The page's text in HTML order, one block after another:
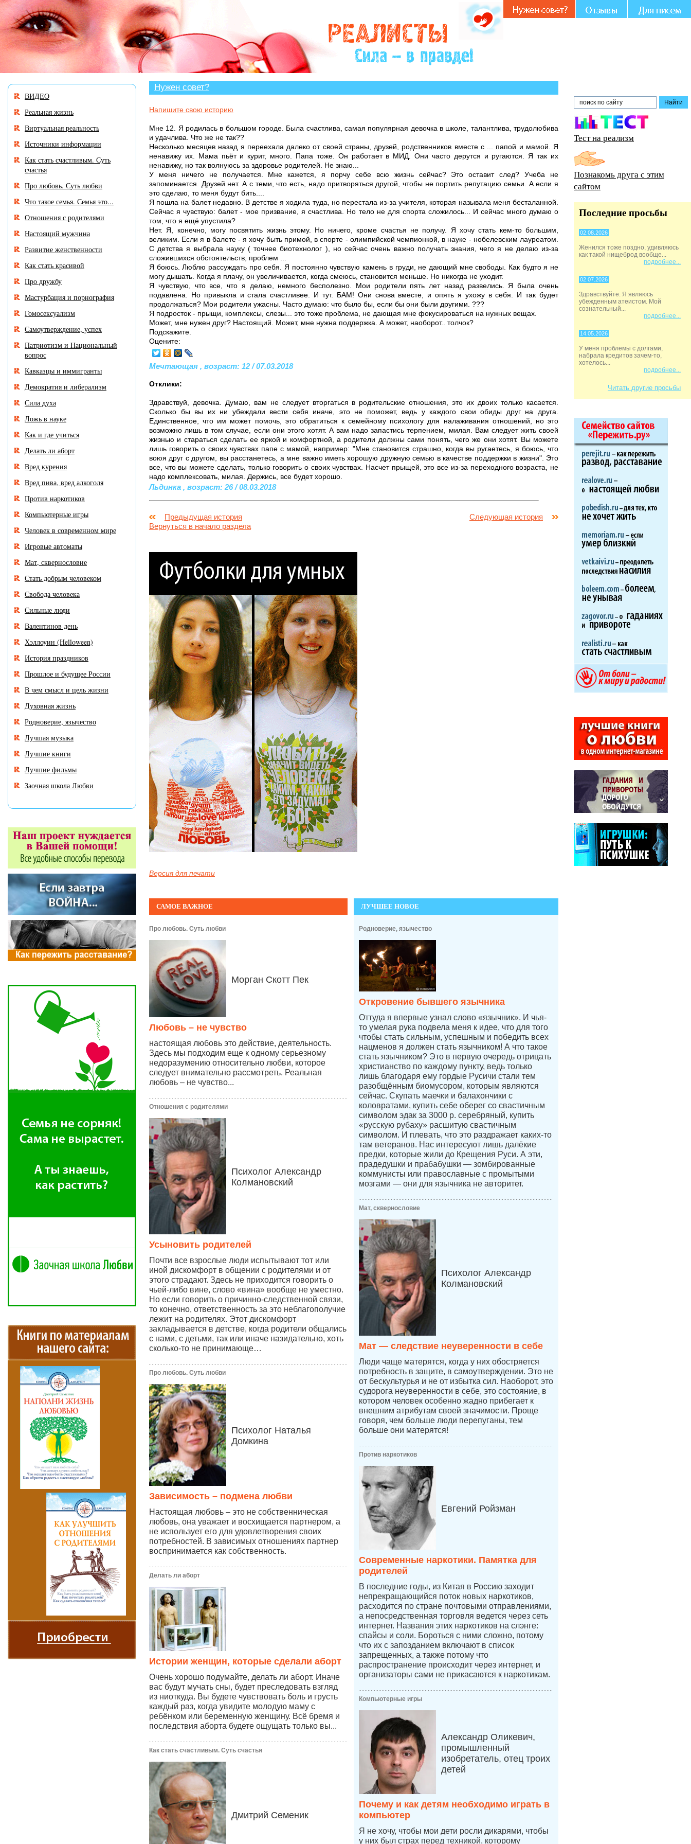
В разделе «Нужен совет?» много историй, авторы которых остро нуждаются в Вашем участии и совете.
Нужен совет?
Напишите свою историю
Мне 12. Я родилась в большом городе. Была счастлива, самая популярная девочка в школе, талантлива, трудолюбива
и удачлива. Что же не так??
Несколько месяцев назад я переехала далеко от своей страны, друзей, родственников вместе с ... папой и мамой. Я
ненавижу их. Мама пьёт и курит, много. Папа тоже. Он работает в МИД. Они часто дерутся и ругаются. Я так их
ненавижу, но так волнуюсь за здоровье родителей. Не знаю...
У меня ничего не получается. Мне кажется, я порчу себе всю жизнь сейчас? Это оставит след? Учеба не
запоминается. Друзей нет. А с теми, что есть, надо притворяться другой, чтобы не портить репутацию семьи. А если я
это сделаю, то меня будут бить....
Я пошла на балет недавно. В детстве я ходила туда, но перестала из-за учителя, которая называла меня бесталанной.
Сейчас я чувствую: балет - мое призвание, я счастлива. Но тело не для спорта сложилось... И сейчас много думаю о
том, что я ещё упустила?
Нет. Я, конечно, могу посвятить жизнь этому. Но ничего, кроме счастья не получу. Я хочу стать кем-то большим,
великим. Если я в балете - я хочу быть примой, в спорте - олимпийской чемпионкой, в науке - нобелевским лауреатом.
С детства я выбрала науку ( точнее биотехнолог ), но сейчас очень важно получать знания, чего я не делаю из-за
сложившихся обстоятельств, проблем ...
Я боюсь. Люблю рассуждать про себя. Я постоянно чувствую камень в груди, не дающий мне свободы. Как будто я не
могу дышать. Когда я плачу, он увеличивается, когда смеюсь, становится меньше. Но никогда не уходит.
Я чувствую, что все, что я делаю, немного бесполезно. Мои родители пять лет назад развелись. Я была очень
подавлена. Но привыкла и стала счастливее. И тут. БАМ! Они снова вместе, и опять я ухожу в себя. И так будет
продолжаться? Мои родители ужасны. Часто думаю: что было бы, если бы они были другими. ???
Я подросток - прыщи, комплексы, слезы... это тоже проблема, не дающая мне фокусироваться на нужных вещах.
Может, мне нужен друг? Настоящий. Может, мне нужна поддержка. А может, наоборот.. толчок?
Подскажите.
Оцените:
Мечтающая , возраст: 12 / 07.03.2018
Отклики:
Здравствуй, девочка. Думаю, вам не следует вторгаться в родительские отношения, это их двоих только касается.
Сколько бы вы их ни убеждали вести себя иначе, это не поможет, ведь у каждого свои обиды друг на друга.
Единственное, что им может помочь, это обратиться к семейному психологу для налаживания отношений, но это
возможно лишь в том случае, если они этого хотят. А вам надо запастись терпением, милая. Вам следует жить своей
жизнью и стараться сделать ее яркой и комфортной, а родители должны сами понять, чего же они хотят. Вы можете
лишь говорить о своих чувствах папе с мамой, например: "Мне становится страшно, когда вы ругаетесь, я боюсь, что
воюя друг с другом, вы расстанетесь, а мне важно иметь хорошую дружную семью в качестве поддержки в жизни". Это
все, что вы можете сделать, только говорить о своих чувствах. Насчет прыщей, это все из-за переходного возраста, не
надо комплексовать, милая. Держись, все будет хорошо.
Льдинка , возраст: 26 / 08.03.2018
Предыдущая история
Следующая история
Вернуться в начало раздела
Версия для печати
САМОЕ ВАЖНОЕ
Про любовь. Суть любви
Морган Скотт Пек
Любовь – не чувство
настоящая любовь это действие, деятельность.
Здесь мы подходим еще к одному серьезному
недоразумению относительно любви, которое
следует внимательно рассмотреть. Реальная
любовь – не чувство...
Отношения с родителями
Психолог Александр
Колмановский
Усыновить родителей
Почти все взрослые люди испытывают тот или
иной дискомфорт в общении с родителями и от
этого страдают. Здесь не приходится говорить о
чьей-либо вине, слово «вина» вообще не уместно.
Но если говорить о причинно-следственной связи,
то конечно, ответственность за это неблагополучие
лежит на родителях. Этот дискомфорт
закладывается в детстве, когда родители общались
с нами, с детьми, так или иначе назидательно, хоть
сколько-то не принимающе…
Про любовь. Суть любви
Психолог Наталья
Домкина
Зависимость – подмена любви
Настоящая любовь – это не собственническая
любовь, она уважает и восхищается партнером, а
не использует его для удовлетворения своих
потребностей. В зависимых отношениях партнер
воспринимается как собственность.
Делать ли аборт
Истории женщин, которые сделали аборт
Очень хорошо подумайте, делать ли аборт. Иначе
вас будут мучать сны, будет преследовать взгляд
из ниоткуда. Вы будете чувствовать боль и грусть
каждый раз, когда увидите молодую маму с
ребёнком или беременную женщину. Всё бремя и
последствия аборта будете ощущать только вы...
Как стать счастливым. Суть счастья
Дмитрий Семеник
ЛУЧШЕЕ НОВОЕ
Родноверие, язычество
Откровение бывшего язычника
Оттуда я впервые узнал слово «язычник». И чья-
то умелая рука подвела меня к идее, что для того
чтобы стать сильным, успешным и победить всех
нацменов я должен стать язычником! А что такое
стать язычником? Это в первую очередь отрицать
христианство по каждому пункту, ведь только
лишь благодаря ему гордые Русичи стали тем
разобщённым биомусором, которым являются
сейчас. Скупать маечки и балахончики с
коловратами, купить себе оберег со свастичным
символом эдак за 3000 р. серебряный, купить
«русскую рубаху» расшитую свастичным
символом. И плевать, что это раздражает каких-то
там ветеранов. Нас интересуют лишь далёкие
предки, которые жили до Крещения Руси. А эти,
прадедушки и прабабушки — зомбированные
коммунисты или православные с промытыми
мозгами — они для язычника не авторитет.
Мат, сквернословие
Психолог Александр
Колмановский
Мат — следствие неуверенности в себе
Люди чаще матерятся, когда у них обостряется
потребность в защите, в самоутверждении. Это не
от бескультурья и не от избытка сил. Наоборот, это
судорога неуверенности в себе, это состояние, в
котором человек особенно жадно прибегает к
внешним атрибутам своей значимости. Проще
говоря, чем больше люди перепуганы, тем
больше они матерятся!
Против наркотиков
Евгений Ройзман
Современные наркотики. Памятка для
родителей
В последние годы, из Китая в Россию заходит
непрекращающийся поток новых наркотиков,
расходится по стране почтовыми отправлениями,
а непосредственная торговля ведется через сеть
интернет. Названия этих наркотиков на слэнге:
спайсы и соли. Бороться с ними сложно, потому
что их с запозданием включают в список
запрещенных, а также потому что
распространение происходит через интернет, и
организаторы сами не прикасаются к наркотикам.
Компьютерные игры
Александр Оликевич,
промышленный
изобретатель, отец троих
детей
Почему и как детям необходимо играть в
компьютер
Я не хочу, чтобы мои дети росли дикарями, чтобы
у них был страх перед техникой, которому
ВИДЕО
Реальная жизнь
Виртуальная реальность
Источники информации
Как стать счастливым. Суть
счастья
Про любовь. Суть любви
Что такое семья. Семья это...
Отношения с родителями
Настоящий мужчина
Развитие женственности
Как стать красивой
Про дружбу
Мастурбация и порнография
Гомосексуализм
Самоутверждение, успех
Патриотизм и Национальный
вопрос
Кавказцы и иммигранты
Демократия и либерализм
Сила духа
Ложь в науке
Как и где учиться
Делать ли аборт
Вред курения
Вред пива, вред алкоголя
Против наркотиков
Компьютерные игры
Человек в современном мире
Игровые автоматы
Мат, сквернословие
Стать добрым человеком
Свобода человека
Сильные люди
Валентинов день
Хэллоуин (Helloween)
История праздников
Прошлое и будущее России
В чем смысл и цель жизни
Духовная жизнь
Родноверие, язычество
Лучшая музыка
Лучшие книги
Лучшие фильмы
Заочная школа Любви
Тест на реализм
Познакомь друга с этим
сайтом
Последние просьбы
02.08.2026
Женился тоже поздно, удивляюсь
как такой нищеброд вообще...
подробнее...
02.07.2026
Здравствуйте. Я являюсь
убежденным атеистом. Мой
сознательный...
подробнее...
14.05.2026
У меня проблемы с долгами,
набрала кредитов зачем-то,
хотелось...
подробнее...
Читать другие просьбы